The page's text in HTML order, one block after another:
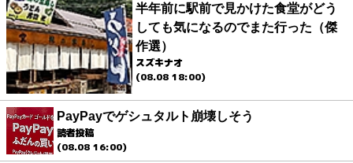
半年前に駅前で見かけた食堂がどう
しても気になるのでまた行った（傑
作選）
スズキナオ
(08.08 18:00)
PayPayでゲシュタルト崩壊しそう
読者投稿
(08.08 16:00)